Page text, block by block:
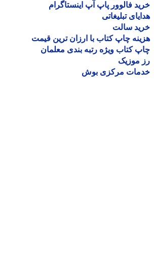
فالوور پاپ آپ اینستاگرام
تبلیغاتی
سالت
چاپ کتاب با ارزان ترین قیمت
کتاب ویژه رتبه بندی معلمان
موزیک
مرکزی بوش